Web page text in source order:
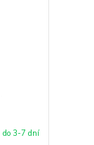
do 3-7 dní